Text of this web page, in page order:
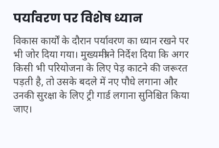
पर्यावरण पर विशेष ध्यान
विकास कार्यों के दौरान पर्यावरण का ध्यान रखने पर
भी जोर दिया गया। मुख्यमंत्री ने निर्देश दिया कि अगर
किसी भी परियोजना के लिए पेड़ काटने की जरूरत
पड़ती है, तो उसके बदले में नए पौधे लगाना और
उनकी सुरक्षा के लिए ट्री गार्ड लगाना सुनिश्चित किया
जाए।